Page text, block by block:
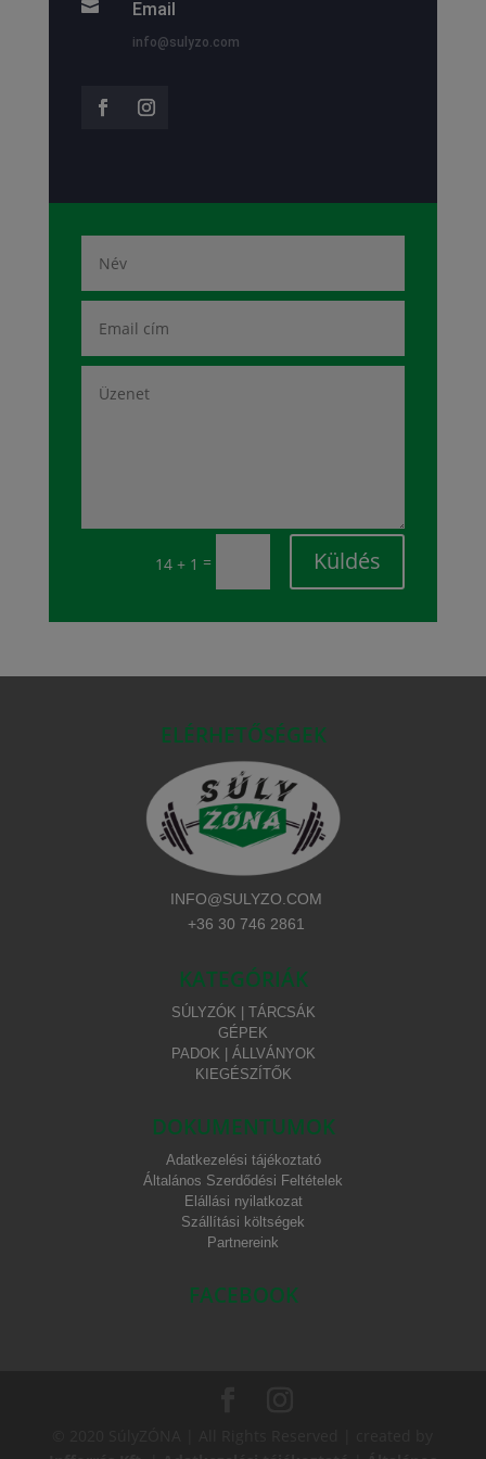
 Email
info@sulyzo.com
14 + 1 = Küldés
ELÉRHETŐSÉGEK
INFO@SULYZO.COM
+36 30 746 2861
KATEGÓRIÁK
SÚLYZÓK | TÁRCSÁK
GÉPEK
PADOK | ÁLLVÁNYOK
KIEGÉSZÍTŐK
DOKUMENTUMOK
Adatkezelési tájékoztató
Általános Szerdődési Feltételek
Elállási nyilatkozat
Szállítási költségek
Partnereink
FACEBOOK